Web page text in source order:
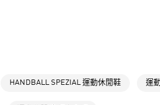
HANDBALL SPEZIAL 運動休閒鞋 運